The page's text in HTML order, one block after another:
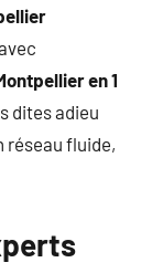
en 1
dites adieu
réseau fluide,